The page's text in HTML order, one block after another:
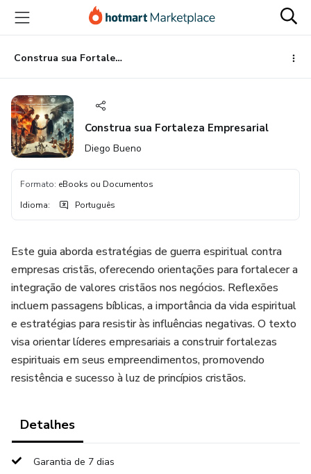
para
conteúdo
principal
para
pagamento
para
rodapé
Construa sua Fortaleza Empresarial
Construa sua Fortaleza Empresarial
Diego Bueno
Formato: eBooks ou Documentos
Idioma: Português
Este guia aborda estratégias de guerra espiritual contra
empresas cristãs, oferecendo orientações para fortalecer a
integração de valores cristãos nos negócios. Reflexões
incluem passagens bíblicas, a importância da vida espiritual
e estratégias para resistir às influências negativas. O texto
visa orientar líderes empresariais a construir fortalezas
espirituais em seus empreendimentos, promovendo
resistência e sucesso à luz de princípios cristãos.
Detalhes
Garantia de 7 dias